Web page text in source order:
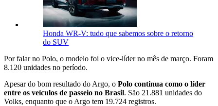
Honda WR-V: tudo que sabemos sobre o retorno
do SUV
Por falar no Polo, o modelo foi o vice-líder no mês de março. Foram
8.120 unidades no período.
Apesar do bom resultado do Argo, o Polo continua como o líder
entre os veículos de passeio no Brasil. São 21.881 unidades do
Volks, enquanto que o Argo tem 19.724 registros.